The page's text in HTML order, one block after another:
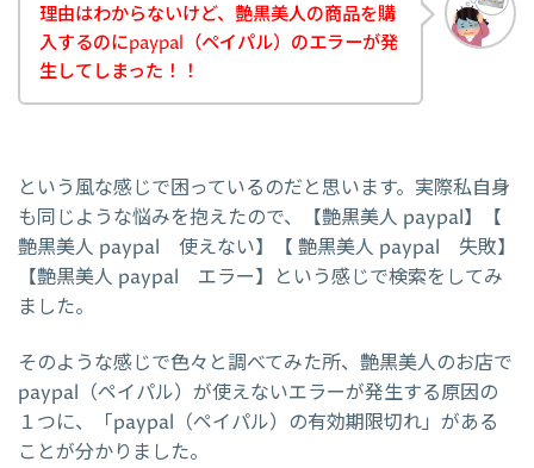
理由はわからないけど、艶黒美人の商品を購
入するのにpaypal（ペイパル）のエラーが発
生してしまった！！
という風な感じで困っているのだと思います。実際私自身
も同じような悩みを抱えたので、【艶黒美人 paypal】【
艶黒美人 paypal 使えない】【 艶黒美人 paypal 失敗】
【艶黒美人 paypal エラー】という感じで検索をしてみ
ました。
そのような感じで色々と調べてみた所、艶黒美人のお店で
paypal（ペイパル）が使えないエラーが発生する原因の
１つに、「paypal（ペイパル）の有効期限切れ」がある
ことが分かりました。